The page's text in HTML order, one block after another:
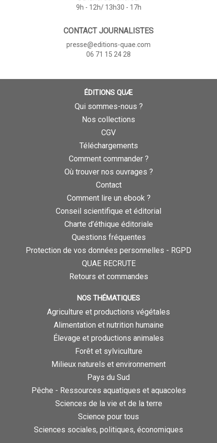
9h - 12h/ 13h30 - 17h
CONTACT JOURNALISTES
presse@editions-quae.com
06 71 15 24 28
ÉDITIONS QUÆ
Qui sommes-nous ?
Nos collections
CGV
Téléchargements
Comment commander ?
Où trouver nos ouvrages ?
Contact
Comment lire un ebook ?
Conseil scientifique et éditorial
Charte d’éthique éditoriale
Questions fréquentes
Protection de vos données personnelles - RGPD
QUAE RECRUTE
Retours et commandes
NOS THÉMATIQUES
Agriculture et productions végétales
Alimentation et nutrition humaine
Élevage et productions animales
Forêt et sylviculture
Milieux naturels et environnement
Pays du Sud
Pêche - Ressources aquatiques et aquacoles
Sciences de la vie et de la terre
Science pour tous
Sciences sociales, politiques, économiques